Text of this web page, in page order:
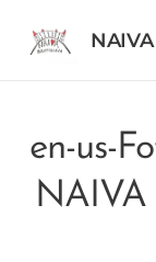
en-us-
NAIVA